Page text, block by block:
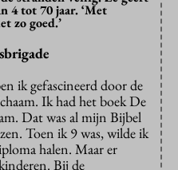
4 tot 70 jaar. ‘Met
zo goed.’
ik gefascineerd door de
Ik had het boek De
Dat was al mijn Bijbel
Toen ik 9 was, wilde ik
halen. Maar er
Bij de